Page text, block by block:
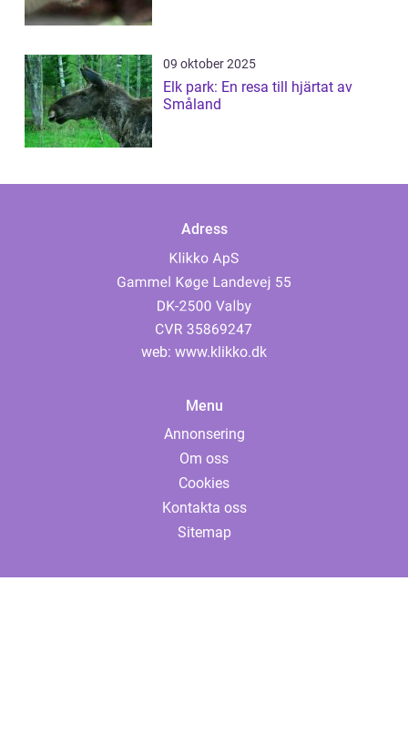
09 oktober 2025
Elk park: En resa till hjärtat av
Småland
Adress
web: www.klikko.dk
Menu
Annonsering
Om oss
Cookies
Kontakta oss
Sitemap